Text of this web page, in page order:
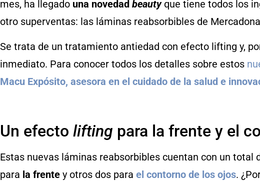
mes, ha llegado una novedad beautyque tiene todos los
otro superventas: las láminas reabsorbibles de
Se trata de un tratamiento antiedad con efecto lifting y,
inmediato. Para conocer todos los detalles sobre estos
Macu Expósito, asesora en el cuidado de la salud e
Un efecto lifting para la frente y el
Estas nuevas láminas reabsorbibles cuentan con un total
para la frente y otros dos para el contorno de los ojos.